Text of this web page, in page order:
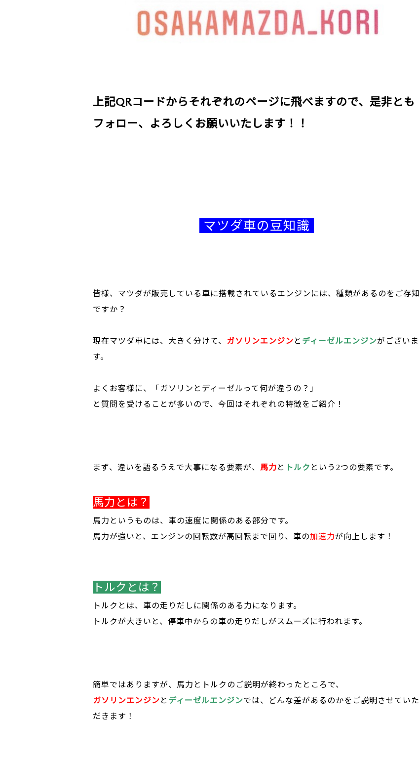
上記QRコードからそれぞれのページに飛べますので、是非とも
フォロー、よろしくお願いいたします！！
マツダ車の豆知識
皆様、マツダが販売している車に搭載されているエンジンには、種類があるのをご存知
ですか？
現在マツダ車には、大きく分けて、 ガソリンエンジン と ディーゼルエンジンがございま
す。
よくお客様に、「ガソリンとディーゼルって何が違うの？」
と質問を受けることが多いので、今回はそれぞれの特徴をご紹介！
まず、違いを語るうえで大事になる要素が、 馬力 と トルク という2つの要素です。
馬力とは？
馬力というものは、車の速度に関係のある部分です。
馬力が強いと、エンジンの回転数が高回転まで回り、車の加速力が向上します！
トルクとは？
トルクとは、車の走りだしに関係のある力になります。
トルクが大きいと、停車中からの車の走りだしがスムーズに行われます。
簡単ではありますが、馬力とトルクのご説明が終わったところで、
ガソリンエンジン と ディーゼルエンジンでは、どんな差があるのかをご説明させていた
だきます！